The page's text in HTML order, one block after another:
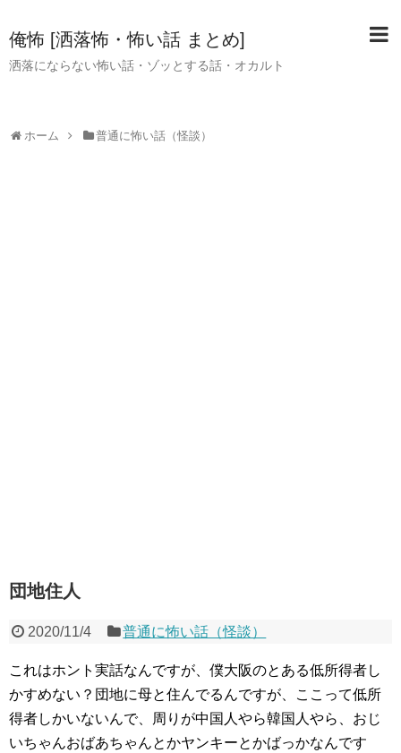
俺怖 [洒落怖・怖い話 まとめ]
洒落にならない怖い話・ゾッとする話・オカルト
ホーム 普通に怖い話（怪談）
団地住人
2020/11/4 普通に怖い話（怪談）
これはホント実話なんですが、僕大阪のとある低所得者し
かすめない？団地に母と住んでるんですが、ここって低所
得者しかいないんで、周りが中国人やら韓国人やら、おじ
いちゃんおばあちゃんとかヤンキーとかばっかなんです